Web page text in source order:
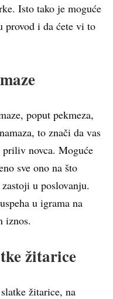
Isto tako je moguće
provod i da ćete vi to
poput pekmeza,
to znači da vas
priliv novca. Moguće
sve ono na što
u poslovanju.
u igrama na
iznos.
žitarice
žitarice, na